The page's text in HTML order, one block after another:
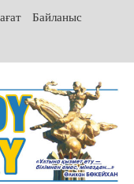
Байланыс